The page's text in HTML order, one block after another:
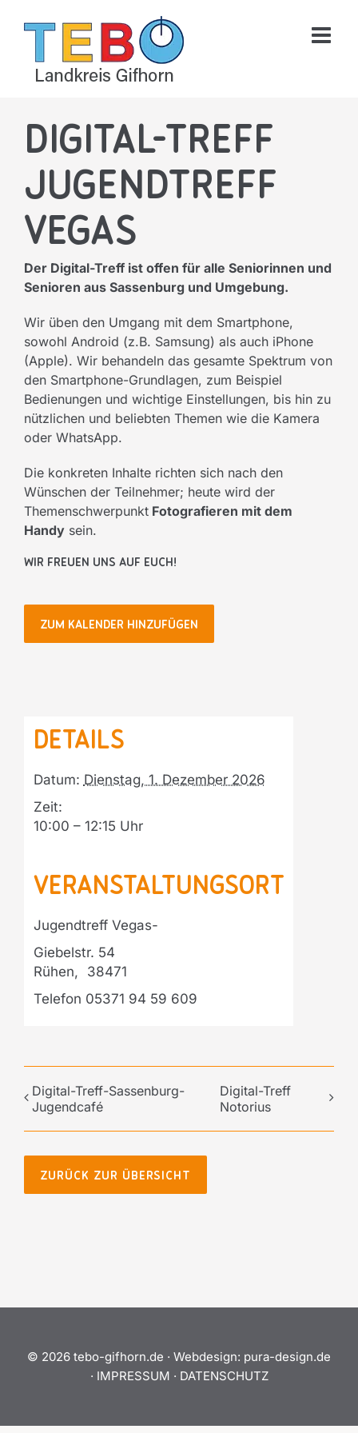
Digital-Treff
Jugendtreff
Vegas
Der Digital-Treff ist offen für alle Seniorinnen und
Senioren aus Sassenburg und Umgebung.
Wir üben den Umgang mit dem Smartphone,
sowohl Android (z.B. Samsung) als auch iPhone
(Apple). Wir behandeln das gesamte Spektrum von
den Smartphone-Grundlagen, zum Beispiel
Bedienungen und wichtige Einstellungen, bis hin zu
nützlichen und beliebten Themen wie die Kamera
oder WhatsApp.
Die konkreten Inhalte richten sich nach den
Wünschen der Teilnehmer; heute wird der
Themenschwerpunkt Fotografieren mit dem
Handy sein.
Wir freuen uns auf Euch!
ZUM KALENDER HINZUFÜGEN
Details
Datum: Dienstag, 1. Dezember 2026
Zeit:
10:00 – 12:15
Veranstaltungsort
Jugendtreff Vegas-
Giebelstr. 54
Rühen,
38471
Telefon 05371 94 59 609
Digital-Treff-Sassenburg-
Jugendcafé
Digital-Treff
Notorius
ZURÜCK ZUR ÜBERSICHT
© 2026 tebo-gifhorn.de · Webdesign: pura-design.de
· IMPRESSUM · DATENSCHUTZ